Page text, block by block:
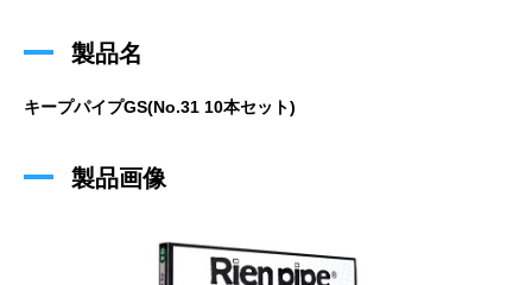
製品名
キープパイプGS(No.31 10本セット)
製品画像